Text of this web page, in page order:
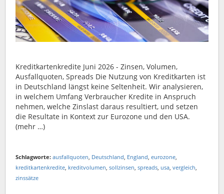
Kreditkartenkredite Juni 2026 - Zinsen, Volumen,
Ausfallquoten, Spreads Die Nutzung von Kreditkarten ist
in Deutschland längst keine Seltenheit. Wir analysieren,
in welchem Umfang Verbraucher Kredite in Anspruch
nehmen, welche Zinslast daraus resultiert, und setzen
die Resultate in Kontext zur Eurozone und den USA.
(mehr …)
Schlagworte: ausfallquoten, Deutschland, England, eurozone,
kreditkartenkredite, kreditvolumen, sollzinsen, spreads, usa, vergleich,
zinssätze